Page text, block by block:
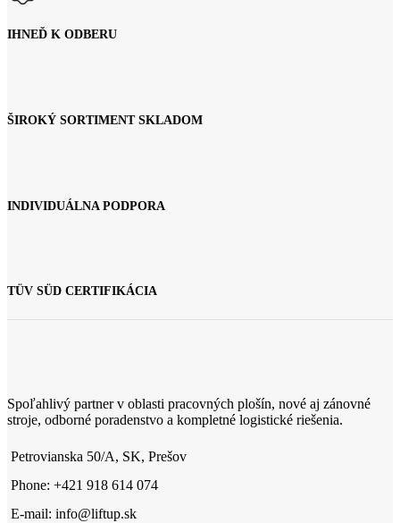
IHNEĎ K ODBERU
ŠIROKÝ SORTIMENT SKLADOM
INDIVIDUÁLNA PODPORA
TÜV SÜD CERTIFIKÁCIA
Spoľahlivý partner v oblasti pracovných plošín, nové aj zánovné
stroje, odborné poradenstvo a kompletné logistické riešenia.
Petrovianska 50/A, SK, Prešov
Phone: +421 918 614 074
E-mail: info@liftup.sk